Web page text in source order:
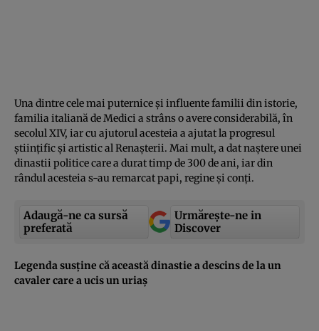
Una dintre cele mai puternice şi influente familii din istorie,
familia italiană de Medici a strâns o avere considerabilă, în
secolul XIV, iar cu ajutorul acesteia a ajutat la progresul
ştiinţific şi artistic al Renaşterii. Mai mult, a dat naştere unei
dinastii politice care a durat timp de 300 de ani, iar din
rândul acesteia s-au remarcat papi, regine şi conţi.
Adaugă-ne ca sursă
preferată
Urmărește-ne in
Discover
Legenda susţine că această dinastie a descins de la un
cavaler care a ucis un uriaş